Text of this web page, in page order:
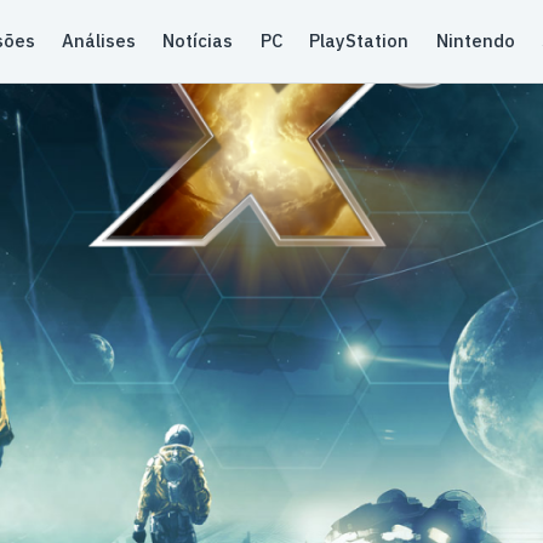
Análises Notícias PC PlayStation Nintendo